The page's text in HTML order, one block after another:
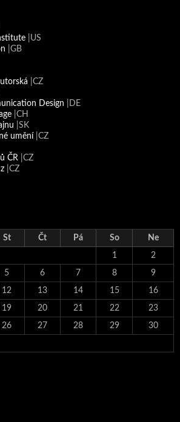
|US
|GB
|CZ
Design |DE
|CH
|SK
umění |CZ
ČR |CZ
|CZ
St Čt Pá So Ne
1 2
5 6 7 8 9
12 13 14 15 16
19 20 21 22 23
26 27 28 29 30